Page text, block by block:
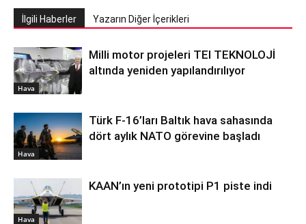
İlgili Haberler Yazarın Diğer İçerikleri
Hava
Milli motor projeleri TEI TEKNOLOJİ
altında yeniden yapılandırılıyor
Hava
Türk F-16’ları Baltık hava sahasında
dört aylık NATO görevine başladı
Hava
KAAN’ın yeni prototipi P1 piste indi